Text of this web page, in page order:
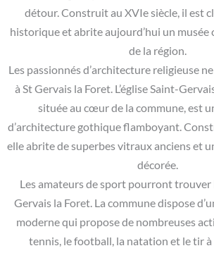
détour. Construit au XVIe siècle, il est
historique et abrite aujourd’hui un musée
de la région.
Les passionnés d’architecture religieuse
à St Gervais la Foret. L’église Saint-
située au cœur de la commune, est
d’architecture gothique flamboyant.
elle abrite de superbes vitraux anciens et
décorée.
Les amateurs de sport pourront trouver
Gervais la Foret. La commune dispose
moderne qui propose de nombreuses
tennis, le football, la natation et le tir à